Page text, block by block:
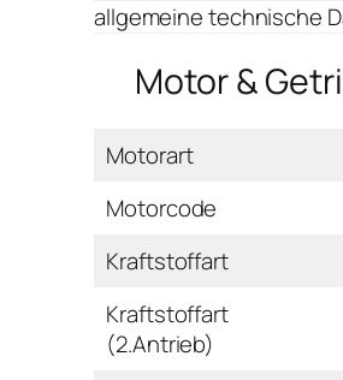
allgemeine technische
Motor &
Motorart
Motorcode
Kraftstoffart
Kraftstoffart
(2.Antrieb)